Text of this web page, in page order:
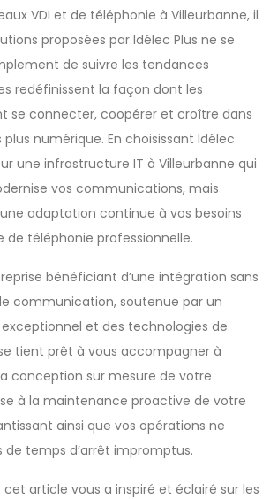
VDI et de téléphonie à Villeurbanne, il
proposées par Idélec Plus ne se
de suivre les tendances
redéfinissent la façon dont les
se connecter, coopérer et croître dans
numérique. En choisissant Idélec
une infrastructure IT à Villeurbanne qui
vos communications, mais
adaptation continue à vos besoins
de téléphonie professionnelle.
bénéficiant d’une intégration sans
communication, soutenue par un
et des technologies de
tient prêt à vous accompagner à
conception sur mesure de votre
à la maintenance proactive de votre
ainsi que vos opérations ne
temps d’arrêt impromptus.
cet article vous a inspiré et éclairé sur les